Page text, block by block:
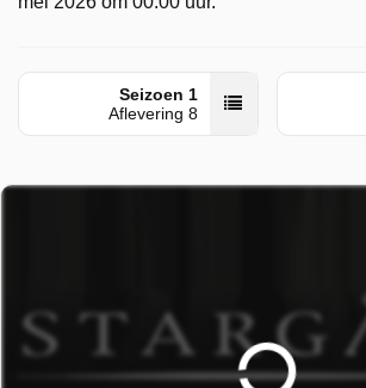
Seizoen 1
Aflevering 8